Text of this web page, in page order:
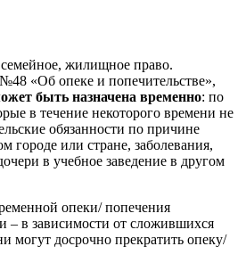
жилищное право.
«Об опеке и попечительстве»,
быть назначена временно: по
в течение некоторого времени не
обязанности по причине
городе или стране, заболевания,
в учебное заведение в другом
опеки/ попечения
– в зависимости от сложившихся
могут досрочно прекратить опеку/